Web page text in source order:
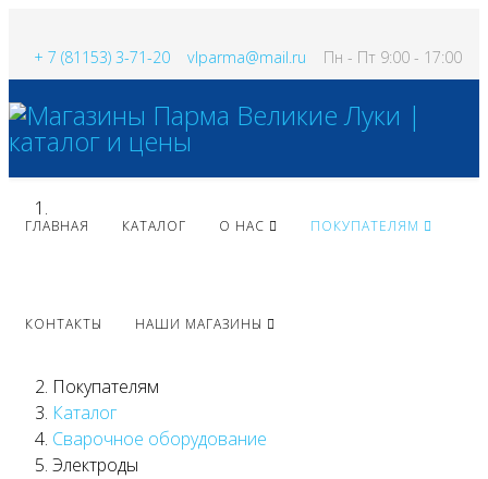
+ 7 (81153) 3-71-20 vlparma@mail.ru Пн - Пт 9:00 - 17:00
ГЛАВНАЯ КАТАЛОГ О НАС ПОКУПАТЕЛЯМ
КОНТАКТЫ НАШИ МАГАЗИНЫ
Покупателям
Каталог
Сварочное оборудование
Электроды